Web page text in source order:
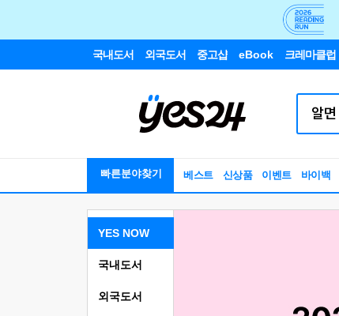
국내도서 외국도서 중고샵 eBook 크레마클럽
빠른분야찾기 베스트 신상품 이벤트 바이백
YES NOW
국내도서
외국도서